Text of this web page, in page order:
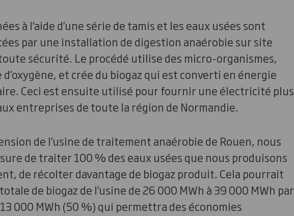
à l’aide d’une série de tamis et les eaux usées sont
par une installation de digestion anaérobie sur site
sécurité. Le procédé utilise des micro-organismes,
et crée du biogaz qui est converti en énergie
Ceci est ensuite utilisé pour fournir une électricité plus
entreprises de toute la région de Normandie.
de l’usine de traitement anaérobie de Rouen, nous
de traiter 100 % des eaux usées que nous produisons
de récolter davantage de biogaz produit. Cela pourrait
de biogaz de l’usine de 26 000 MWh à 39 000 MWh par
000 MWh (50 %) qui permettra des économies